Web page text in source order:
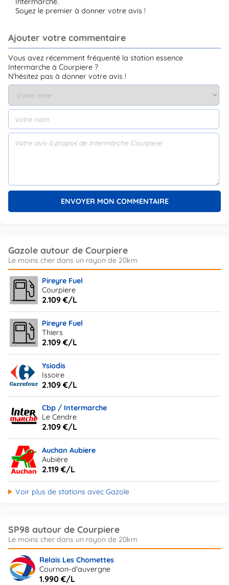
Soyez le premier à donner votre avis !
Ajouter votre commentaire
Vous avez récemment fréquenté la station essence
Intermarche à Courpiere ?
N'hésitez pas à donner votre avis !
Gazole autour de Courpiere
Pireyre Fuel
Courpiere
2.109 €/L
Pireyre Fuel
Thiers
2.109 €/L
Ysiodis
Issoire
2.109 €/L
Cbp / Intermarche
Le Cendre
2.109 €/L
Auchan Aubiere
Aubière
2.119 €/L
Voir plus de stations avec Gazole
SP98 autour de Courpiere
Relais Les Chomettes
Cournon-d'auvergne
1.990 €/L